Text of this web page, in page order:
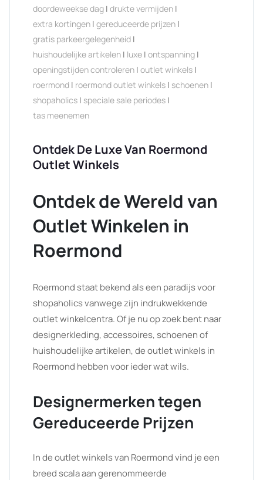
doordeweekse dag | drukte vermijden |
extra kortingen | gereduceerde prijzen |
gratis parkeergelegenheid |
huishoudelijke artikelen | luxe | ontspanning |
openingstijden controleren | outlet winkels |
roermond | roermond outlet winkels | schoenen |
shopaholics | speciale sale periodes |
tas meenemen
Ontdek De Luxe Van Roermond
Outlet Winkels
Ontdek de Wereld van
Outlet Winkelen in
Roermond
Roermond staat bekend als een paradijs voor
shopaholics vanwege zijn indrukwekkende
outlet winkelcentra. Of je nu op zoek bent naar
designerkleding, accessoires, schoenen of
huishoudelijke artikelen, de outlet winkels in
Roermond hebben voor ieder wat wils.
Designermerken tegen
Gereduceerde Prijzen
In de outlet winkels van Roermond vind je een
breed scala aan gerenommeerde